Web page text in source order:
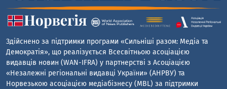
Здійснено за підтримки програми «Сильніші разом: Медіа та
Демократія», що реалізується Всесвітньою асоціацією
видавців новин (WAN-IFRA) у партнерстві з Асоціацією
«Незалежні регіональні видавці України» (АНРВУ) та
Норвезькою асоціацією медіабізнесу (MBL) за підтримки